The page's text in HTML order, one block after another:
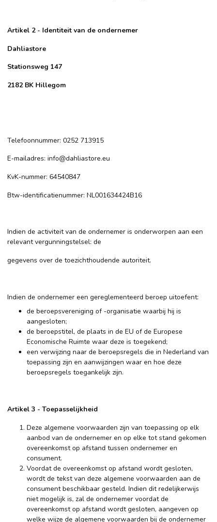
Artikel 2 - Identiteit van de ondernemer
Dahliastore
Stationsweg 147
2182 BK Hillegom
Telefoonnummer: 0252 713915
E-mailadres: info@dahliastore.eu
KvK-nummer: 64540847
Btw-identificatienummer: NL001634424B16
Indien de activiteit van de ondernemer is onderworpen aan een
relevant vergunningstelsel: de
gegevens over de toezichthoudende autoriteit.
Indien de ondernemer een gereglementeerd beroep uitoefent:
de beroepsvereniging of -organisatie waarbij hij is
aangesloten;
de beroepstitel, de plaats in de EU of de Europese
Economische Ruimte waar deze is toegekend;
een verwijzing naar de beroepsregels die in Nederland van
toepassing zijn en aanwijzingen waar en hoe deze
beroepsregels toegankelijk zijn.
Artikel 3 - Toepasselijkheid
Deze algemene voorwaarden zijn van toepassing op elk
aanbod van de ondernemer en op elke tot stand gekomen
overeenkomst op afstand tussen ondernemer en
consument.
Voordat de overeenkomst op afstand wordt gesloten,
wordt de tekst van deze algemene voorwaarden aan de
consument beschikbaar gesteld. Indien dit redelijkerwijs
niet mogelijk is, zal de ondernemer voordat de
overeenkomst op afstand wordt gesloten, aangeven op
welke wijze de algemene voorwaarden bij de ondernemer